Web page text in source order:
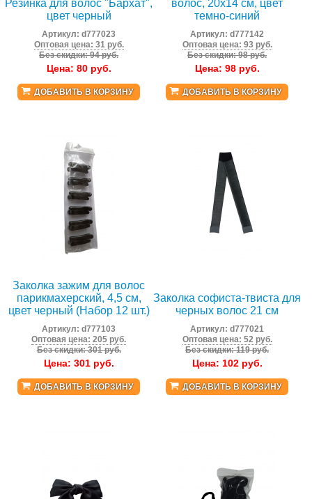
Резинка для волос "Бархат",
цвет черный
Артикул:d777023
Оптовая цена: 31 руб.
Без скидки: 94 руб.
Цена: 80руб.
ДОБАВИТЬ В КОРЗИНУ
волос, 20x14 см, цвет
темно-синий
Артикул:d777142
Оптовая цена: 93 руб.
Без скидки: 98 руб.
Цена: 98руб.
ДОБАВИТЬ В КОРЗИНУ
Заколка зажим для волос
парикмахерский, 4,5 см,
цвет черный (Набор 12 шт.)
Артикул:d777103
Оптовая цена: 205 руб.
Без скидки: 301 руб.
Цена: 301руб.
ДОБАВИТЬ В КОРЗИНУ
Заколка софиста-твиста для
черных волос 21 см
Артикул:d777021
Оптовая цена: 52 руб.
Без скидки: 119 руб.
Цена: 102руб.
ДОБАВИТЬ В КОРЗИНУ